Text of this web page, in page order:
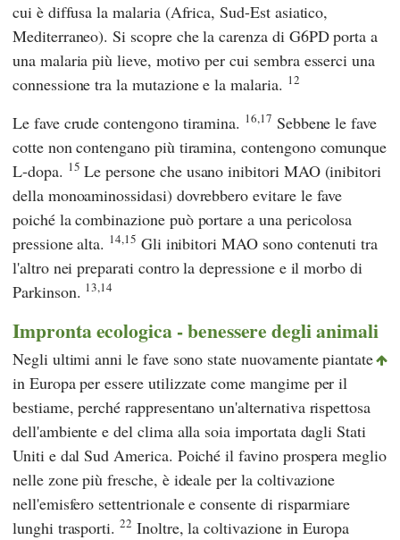
cui è diffusa la malaria (Africa, Sud-Est asiatico,
Mediterraneo). Si scopre che la carenza di G6PD porta a
una malaria più lieve, motivo per cui sembra esserci una
connessione tra la mutazione e la malaria. 12
Le fave crude contengono tiramina. 16,17 Sebbene le fave
cotte non contengano più tiramina, contengono comunque
L-dopa. 15 Le persone che usano inibitori MAO (inibitori
della monoaminossidasi) dovrebbero evitare le fave
poiché la combinazione può portare a una pericolosa
pressione alta. 14,15 Gli inibitori MAO sono contenuti tra
l'altro nei preparati contro la depressione e il morbo di
Parkinson. 13,14
Impronta ecologica - benessere degli animali
Negli ultimi anni le fave sono state nuovamente piantate
in Europa per essere utilizzate come mangime per il
bestiame, perché rappresentano un'alternativa rispettosa
dell'ambiente e del clima alla soia importata dagli Stati
Uniti e dal Sud America. Poiché il favino prospera meglio
nelle zone più fresche, è ideale per la coltivazione
nell'emisfero settentrionale e consente di risparmiare
lunghi trasporti.22 Inoltre, la coltivazione in Europa